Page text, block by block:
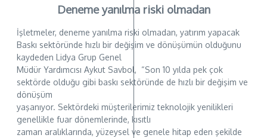
Deneme yanılma riski olmadan
İşletmeler, deneme yanılma riski olmadan, yatırım yapacak
Baskı sektöründe hızlı bir değişim ve dönüşümün olduğunu
kaydeden Lidya Grup Genel
Müdür Yardımcısı Aykut Savbol, “Son 10 yılda pek çok
sektörde olduğu gibi baskı sektöründe de hızlı bir değişim ve
dönüşüm
yaşanıyor. Sektördeki müşterilerimiz teknolojik yenilikleri
genellikle fuar dönemlerinde, kısıtlı
zaman aralıklarında, yüzeysel ve genele hitap eden şekilde